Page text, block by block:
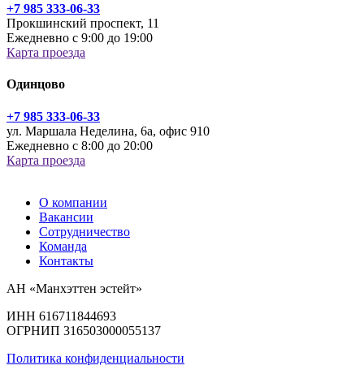
+7 985 333-06-33
Прокшинский проспект, 11
Ежедневно с 9:00 до 19:00
Карта проезда
Одинцово
+7 985 333-06-33
ул. Маршала Неделина, 6а, офис 910
Ежедневно с 8:00 до 20:00
Карта проезда
О компании
Вакансии
Сотрудничество
Команда
Контакты
АН «Манхэттен эстейт»
ИНН 616711844693
ОГРНИП 316503000055137
Политика конфиденциальности